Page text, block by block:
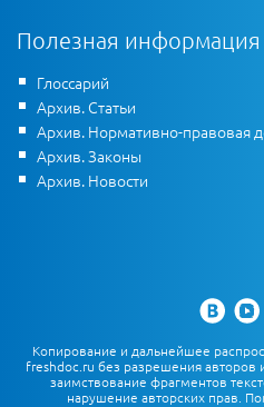
Полезная информация
Глоссарий
Архив. Статьи
Архив. Нормативно-правовая
Архив. Законы
Архив. Новости
Копирование и дальнейшее
freshdoc.ru без разрешения авторов
заимствование фрагментов
нарушение авторских прав.